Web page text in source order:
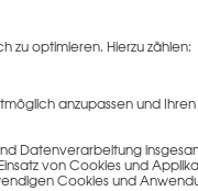
zu optimieren. Hierzu zählen:
anzupassen und
Datenverarbeitung
von Cookies und
Cookies und